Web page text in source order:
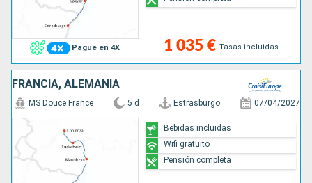
Pague en 4X 1 035 € Tasas incluidas
FRANCIA, ALEMANIA
MS Douce France 5 d Estrasburgo 07/04/2027
Bebidas incluidas
Wifi gratuito
Pensión completa